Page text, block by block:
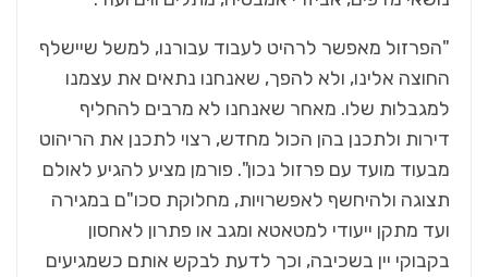
"הפרזול מאפשר לרהיט לעבוד עבורנו, למשל שיישלף
החוצה אלינו, ולא להפך, שאנחנו נתאים את עצמנו
למגבלות שלו. מאחר שאנחנו לא מרבים להחליף
דירות ולתכנן בהן הכול מחדש, רצוי לתכנן את הריהוט
מבעוד מועד עם פרזול נכון". פורמן מציע להגיע לאולם
תצוגה ולהיחשף לאפשרויות, מחלוקת סכו"ם במגירה
ועד מתקן ייעודי למטאטא ומגב או פתרון לאחסון
בקבוקי יין בשכיבה, וכך לדעת לבקש אותם כשמגיעים